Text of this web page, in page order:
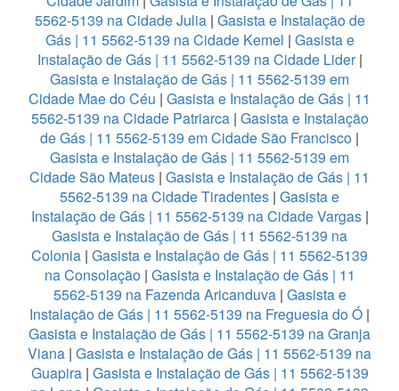
5562-5139 na Cidade Julia | Gasista e Instalação de
Gás | 11 5562-5139 na Cidade Kemel | Gasista e
Instalação de Gás | 11 5562-5139 na Cidade Lider|
Gasista e Instalação de Gás | 11 5562-5139 em
Cidade Mae do Céu | Gasista e Instalação de Gás | 11
5562-5139 na Cidade Patriarca| Gasista e Instalação
de Gás | 11 5562-5139 em Cidade São Francisco |
Gasista e Instalação de Gás | 11 5562-5139 em
Cidade São Mateus | Gasista e Instalação de Gás | 11
5562-5139 na Cidade Tiradentes | Gasista e
Instalação de Gás | 11 5562-5139 na Cidade Vargas |
Gasista e Instalação de Gás | 11 5562-5139 na
Colonia | Gasista e Instalação de Gás | 11 5562-5139
na Consolação | Gasista e Instalação de Gás | 11
5562-5139 na Fazenda Aricanduva| Gasista e
Instalação de Gás | 11 5562-5139 na Freguesia do Ó |
Gasista e Instalação de Gás | 11 5562-5139 na Granja
Viana | Gasista e Instalação de Gás | 11 5562-5139 na
Guapira| Gasista e Instalação de Gás | 11 5562-5139